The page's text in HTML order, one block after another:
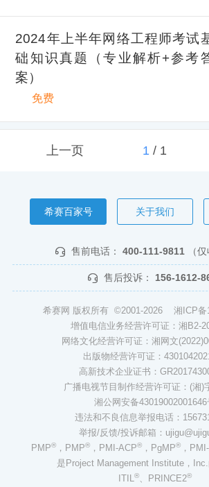
2024年上半年网络工程师考试
础知识真题（专业解析+参考
案）
免费
上一页 1/ 1
希赛百家号 关于我们
售前电话： 400-111-9811 （
售后投诉： 156-1612-
希赛网 版权所有 ©2001-2026 湘ICP备
增值电信业务经营许可证：湘B2-
网络文化经营许可证：湘网文
出版物经营许可证：
高新技术企业证书：
广播电视节目制作经营许可证：(湘)
湘公网安备43019002001646
违法和不良信息举报电话：
举报/反馈/投诉邮箱：
PMP®，PMP®，PMI-ACP®，PgMP®，
是Project Management Institute，
ITIL®、PRINCE2®